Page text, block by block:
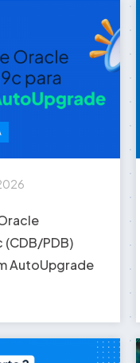
(CDB/PDB)
AutoUpgrade